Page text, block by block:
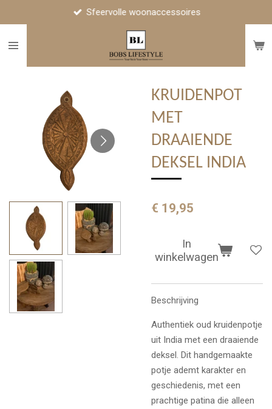
naar
Sfeervolle woonaccessoires
KRUIDENPOT
MET
DRAAIENDE
DEKSEL INDIA
€ 19,95
In
winkelwagen
Beschrijving
Authentiek oud kruidenpotje
uit India met een draaiende
deksel. Dit handgemaakte
potje ademt karakter en
geschiedenis, met een
prachtige patina die alleen